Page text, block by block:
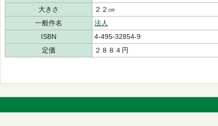
大きさ
２２㎝
一般件名
法人
ISBN
4-495-32854-9
定価
２８８４円